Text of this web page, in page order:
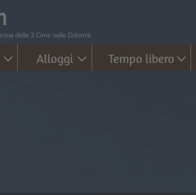
delle 3 Cime nelle Dolomiti
Alloggi Tempo libero